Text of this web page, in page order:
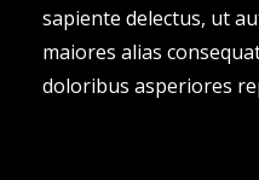
sapiente delectus, ut
maiores alias
doloribus asperiores